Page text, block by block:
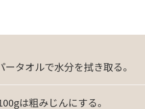
タオルで水分を拭き取る。
は粗みじんにする。